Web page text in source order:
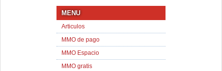
MENU
Articulos
MMO de pago
MMO Espacio
MMO gratis